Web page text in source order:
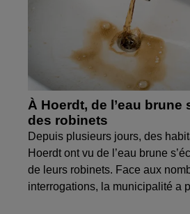
À Hoerdt, de l’eau brune
des robinets
Depuis plusieurs jours, des
Hoerdt ont vu de l’eau brune
de leurs robinets. Face aux
interrogations, la municipalité a